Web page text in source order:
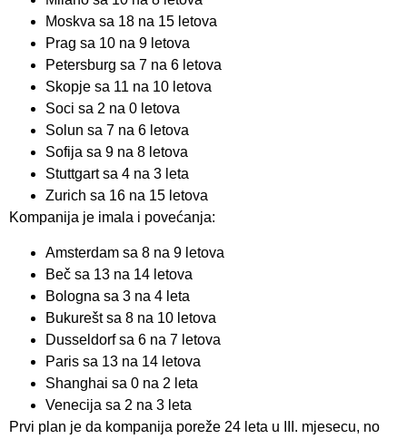
Moskva sa 18 na 15 letova
Prag sa 10 na 9 letova
Petersburg sa 7 na 6 letova
Skopje sa 11 na 10 letova
Soci sa 2 na 0 letova
Solun sa 7 na 6 letova
Sofija sa 9 na 8 letova
Stuttgart sa 4 na 3 leta
Zurich sa 16 na 15 letova
Kompanija je imala i povećanja:
Amsterdam sa 8 na 9 letova
Beč sa 13 na 14 letova
Bologna sa 3 na 4 leta
Bukurešt sa 8 na 10 letova
Dusseldorf sa 6 na 7 letova
Paris sa 13 na 14 letova
Shanghai sa 0 na 2 leta
Venecija sa 2 na 3 leta
Prvi plan je da kompanija poreže 24 leta u III. mjesecu, no